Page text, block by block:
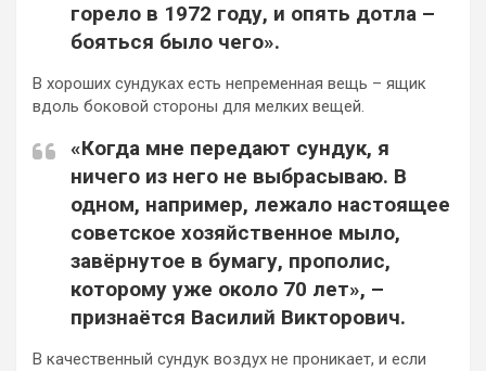
горело в 1972 году, и опять дотла –
бояться было чего».
В хороших сундуках есть непременная вещь – ящик
вдоль боковой стороны для мелких вещей.
«Когда мне передают сундук, я
ничего из него не выбрасываю. В
одном, например, лежало настоящее
советское хозяйственное мыло,
завёрнутое в бумагу, прополис,
которому уже около 70 лет», –
признаётся Василий Викторович.
В качественный сундук воздух не проникает, и если